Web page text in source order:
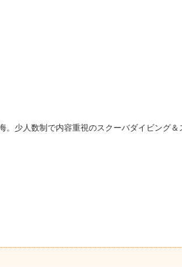
。少人数制で内容重視のスクーバダイビング＆